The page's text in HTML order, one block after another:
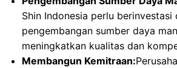
Shin Indonesia perlu berinvestasi
pengembangan sumber daya
meningkatkan kualitas dan
Membangun Kemitraan: